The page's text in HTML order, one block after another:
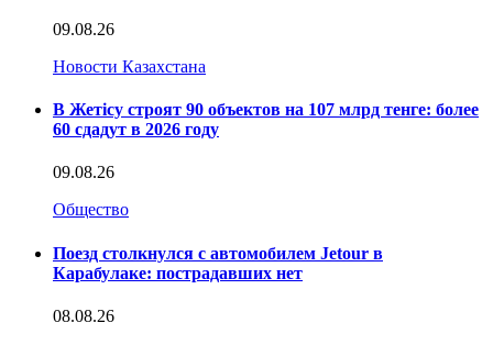
09.08.26
Новости Казахстана
В Жетісу строят 90 объектов на 107 млрд тенге: более
60 сдадут в 2026 году
09.08.26
Общество
Поезд столкнулся с автомобилем Jetour в
Карабулаке: пострадавших нет
08.08.26